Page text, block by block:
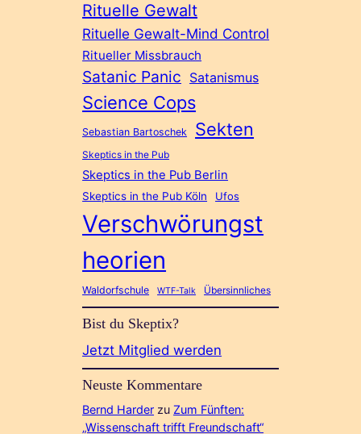
Rituelle Gewalt
Rituelle Gewalt-Mind Control
Ritueller Missbrauch
Satanic Panic Satanismus
Science Cops
Sebastian Bartoschek Sekten
Skeptics in the Pub
Skeptics in the Pub Berlin
Skeptics in the Pub Köln Ufos
Verschwörungst
heorien
Waldorfschule WTF-Talk Übersinnliches
Bist du Skeptix?
Jetzt Mitglied werden
Neuste Kommentare
Bernd Harder zuZum Fünften:
„Wissenschaft trifft Freundschaft“